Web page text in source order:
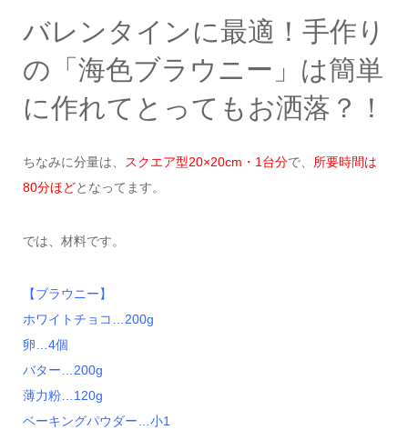
バレンタインに最適！手作り
の「海色ブラウニー」は簡単
に作れてとってもお洒落？！
ちなみに分量は、 スクエア型20×20cm・1台分で、 所要時間は
80分ほどとなってます。
では、材料です。
【ブラウニー】
ホワイトチョコ…200g
卵…4個
バター…200g
薄力粉…120g
ベーキングパウダー…小1